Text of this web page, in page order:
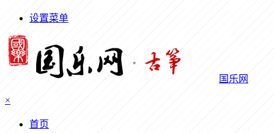
设置菜单
国乐网
×
首页